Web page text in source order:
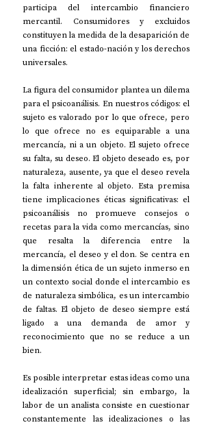
participa del intercambio financiero
mercantil. Consumidores y excluidos
constituyen la medida de la desaparición de
una ficción: el estado-nación y los derechos
universales.
La figura del consumidor plantea un dilema
para el psicoanálisis. En nuestros códigos: el
sujeto es valorado por lo que ofrece, pero
lo que ofrece no es equiparable a una
mercancía, ni a un objeto. El sujeto ofrece
su falta, su deseo. El objeto deseado es, por
naturaleza, ausente, ya que el deseo revela
la falta inherente al objeto. Esta premisa
tiene implicaciones éticas significativas: el
psicoanálisis no promueve consejos o
recetas para la vida como mercancías, sino
que resalta la diferencia entre la
mercancía, el deseo y el don. Se centra en
la dimensión ética de un sujeto inmerso en
un contexto social donde el intercambio es
de naturaleza simbólica, es un intercambio
de faltas. El objeto de deseo siempre está
ligado a una demanda de amor y
reconocimiento que no se reduce a un
bien.
Es posible interpretar estas ideas como una
idealización superficial; sin embargo, la
labor de un analista consiste en cuestionar
constantemente las idealizaciones o las